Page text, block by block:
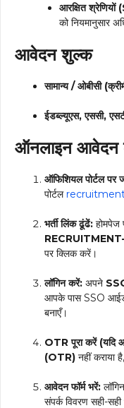
आरक्षित
को नियमानुसार
आवेदन शुल्क
सामान्य / ओबीसी
ईडब्ल्यूएस, एससी,
ऑनलाइन आवेदन
ऑफिशियल पोर्टल पर
पोर्टल
भर्ती लिंक ढूंढें: होमपेज
पर क्लिक करें।
लॉगिन करें: अपने
आपके पास SSO
बनाएँ।
OTR पूरा करें (यदि
(OTR) नहीं कराया
आवेदन फॉर्म भरें:
संपर्क विवरण सही-